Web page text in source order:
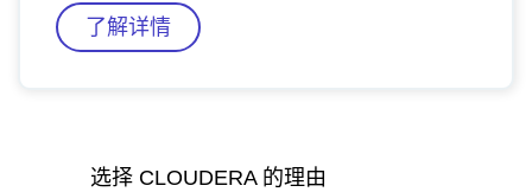
了解详情
选择 CLOUDERA 的理由